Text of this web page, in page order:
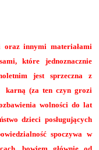
oraz innymi materiałami
które jednoznacznie
jest sprzeczna z
karną (za ten czyn grozi
wolności do lat
dzieci posługujących
spoczywa w